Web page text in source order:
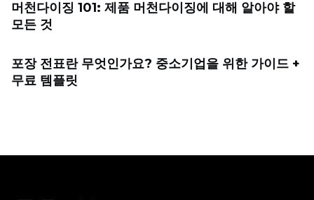
머천다이징 101: 제품 머천다이징에 대해 알아야 할
모든 것
포장 전표란 무엇인가요? 중소기업을 위한 가이드 +
무료 템플릿